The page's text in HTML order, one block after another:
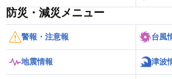
防災・減災メニュー
警報・注意報 台風
地震情報 津波